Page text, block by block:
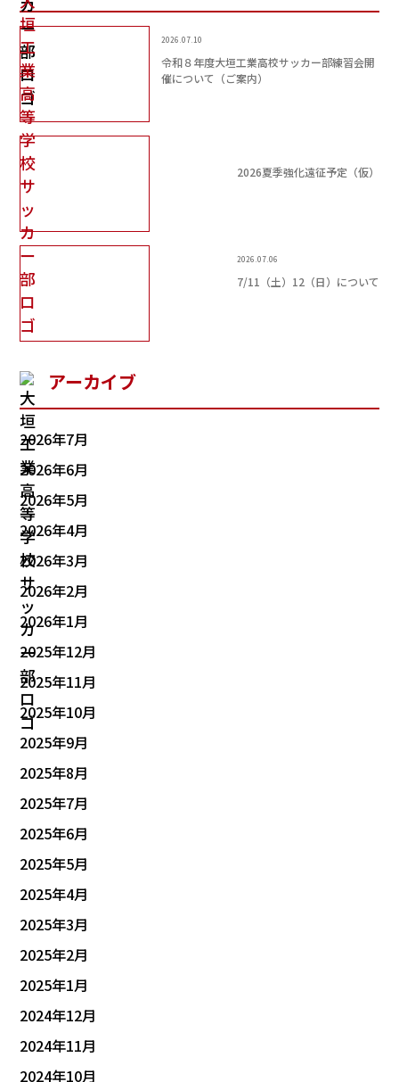
2026.07.10
令和８年度大垣工業高校サッカー部練習会開
催について（ご案内）
2026夏季強化遠征予定（仮）
2026.07.06
7/11（土）12（日）について
アーカイブ
2026年7月
2026年6月
2026年5月
2026年4月
2026年3月
2026年2月
2026年1月
2025年12月
2025年11月
2025年10月
2025年9月
2025年8月
2025年7月
2025年6月
2025年5月
2025年4月
2025年3月
2025年2月
2025年1月
2024年12月
2024年11月
2024年10月